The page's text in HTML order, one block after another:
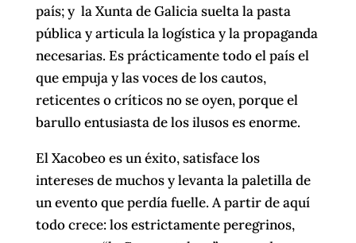
país; y la Xunta de Galicia suelta la pasta
pública y articula la logística y la propaganda
necesarias. Es prácticamente todo el país el
que empuja y las voces de los cautos,
reticentes o críticos no se oyen, porque el
barullo entusiasta de los ilusos es enorme.
El Xacobeo es un éxito, satisface los
intereses de muchos y levanta la paletilla de
un evento que perdía fuelle. A partir de aquí
todo crece: los estrictamente peregrinos,